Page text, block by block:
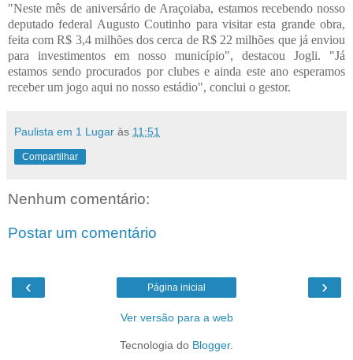
"Neste mês de aniversário de Araçoiaba, estamos recebendo nosso
deputado federal Augusto Coutinho para visitar esta grande obra,
feita com R$ 3,4 milhões dos cerca de R$ 22 milhões que já enviou
para investimentos em nosso município", destacou Jogli. "Já
estamos sendo procurados por clubes e ainda este ano esperamos
receber um jogo aqui no nosso estádio", conclui o gestor.
Paulista em 1 Lugar às 11:51
Compartilhar
Nenhum comentário:
Postar um comentário
‹ ›
Página inicial
Ver versão para a web
Tecnologia do Blogger.